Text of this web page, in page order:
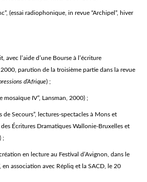
(essai radiophonique, in revue “Archipel”, hiver
avec l’aide d’une Bourse à l’écriture
parution de la troisième partie dans la revue
d’Afrique) ;
mosaïque IV”, Lansman, 2000) ;
de Secours”, lectures-spectacles à Mons et
Écritures Dramatiques Wallonie-Bruxelles et
;
en lecture au Festival d’Avignon, dans le
en association avec Répliq et la SACD, le 20